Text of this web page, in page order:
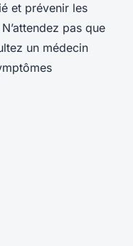
et prévenir les
pas que
un médecin